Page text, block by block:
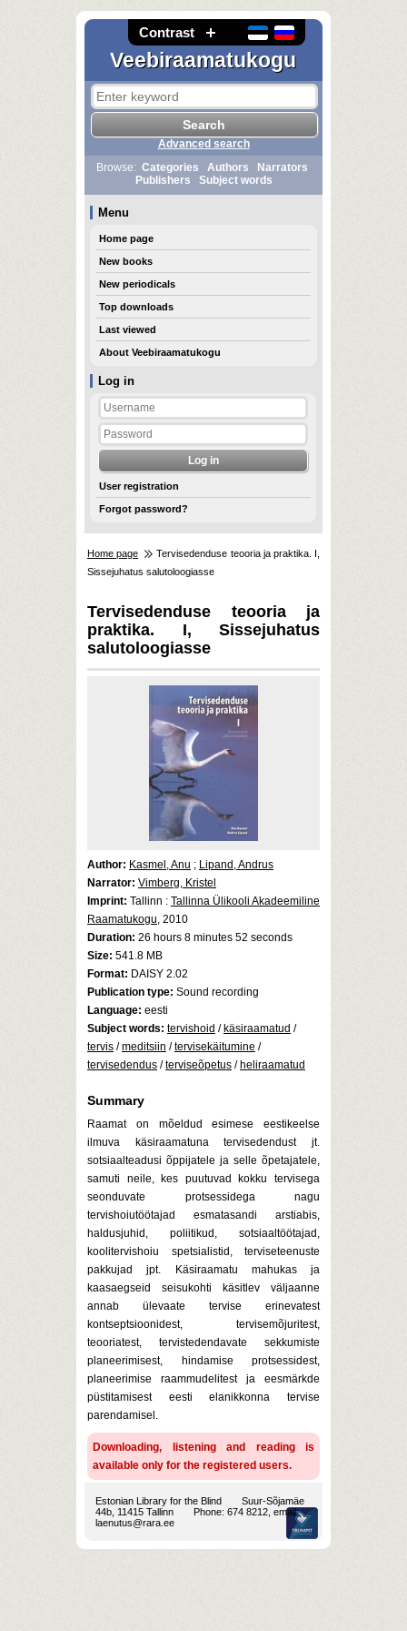
Contrast
Veebiraamatukogu
Log in
User registration
Forgot password?
Advanced search
Browse: Categories Authors
Narrators
Publishers
Subject words
Menu
Home page
New books
New periodicals
Top downloads
Last viewed
About Veebiraamatukogu
Home page
Tervisedenduse teooria ja praktika. I,
Sissejuhatus salutoloogiasse
Tervisedenduse teooria ja
praktika. I, Sissejuhatus
salutoloogiasse
Author: Kasmel, Anu ; Lipand, Andrus
Narrator: Vimberg, Kristel
Imprint: Tallinn : Tallinna Ülikooli Akadeemiline
Raamatukogu, 2010
Duration: 26 hours 8 minutes 52 seconds
Size: 541.8 MB
Format: DAISY 2.02
Publication type: Sound recording
Language: eesti
Subject words: tervishoid / käsiraamatud /
tervis /meditsiin /tervisekäitumine /
tervisedendus /terviseõpetus / heliraamatud
Summary
Raamat on mõeldud esimese eestikeelse
ilmuva käsiraamatuna tervisedendust jt.
sotsiaalteadusi õppijatele ja selle õpetajatele,
samuti neile, kes puutuvad kokku tervisega
seonduvate protsessidega nagu
tervishoiutöötajad esmatasandi arstiabis,
haldusjuhid, poliitikud, sotsiaaltöötajad,
koolitervishoiu spetsialistid, terviseteenuste
pakkujad jpt. Käsiraamatu mahukas ja
kaasaegseid seisukohti käsitlev väljaanne
annab ülevaate tervise erinevatest
kontseptsioonidest, tervisemõjuritest,
teooriatest, tervistedendavate sekkumiste
planeerimisest, hindamise protsessidest,
planeerimise raammudelitest ja eesmärkde
püstitamisest eesti elanikkonna tervise
parendamisel.
Downloading, listening and reading is
available only for the registered users.
Estonian Library for the Blind
Suur-Sõjamäe
44b, 11415 Tallinn
Phone: 674 8212, email:
laenutus@rara.ee